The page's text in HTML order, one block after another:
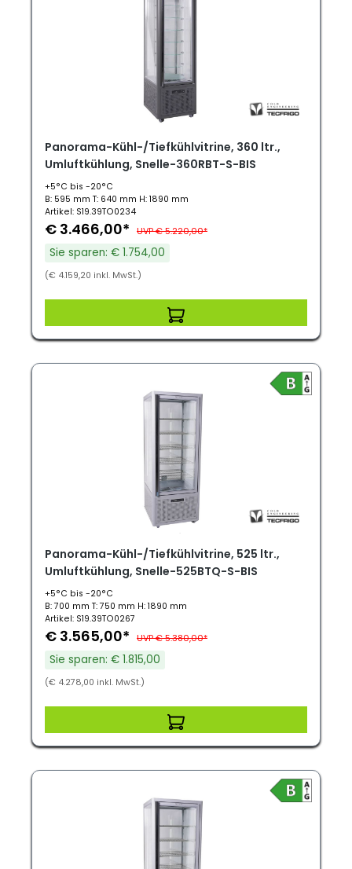
Panorama-Kühl-/Tiefkühlvitrine, 360 ltr.,
Umluftkühlung, Snelle-360RBT-S-BIS
+5°C bis -20°C
B: 595 mm T: 640 mm H: 1890 mm
Artikel: S19.39TO0234
€ 3.466,00* UVP € 5.220,00*
Sie sparen: € 1.754,00
(€ 4.159,20 inkl. MwSt.)
Panorama-Kühl-/Tiefkühlvitrine, 525 ltr.,
Umluftkühlung, Snelle-525BTQ-S-BIS
+5°C bis -20°C
B: 700 mm T: 750 mm H: 1890 mm
Artikel: S19.39TO0267
€ 3.565,00* UVP € 5.380,00*
Sie sparen: € 1.815,00
(€ 4.278,00 inkl. MwSt.)